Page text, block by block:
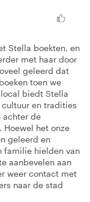
Stella boekten, en
met haar door
geleerd dat
toen we
biedt Stella
en tradities
achter de
het onze
geleerd en
familie hielden van
aanbevelen aan
weer contact met
naar de stad